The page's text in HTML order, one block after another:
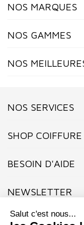
NOS MARQUES
NOS GAMMES
NOS
NOS SERVICES
SHOP COIFFURE
BESOIN D'AIDE
NEWSLETTER
Inscrivez-vous dès
exclusivité nos offres